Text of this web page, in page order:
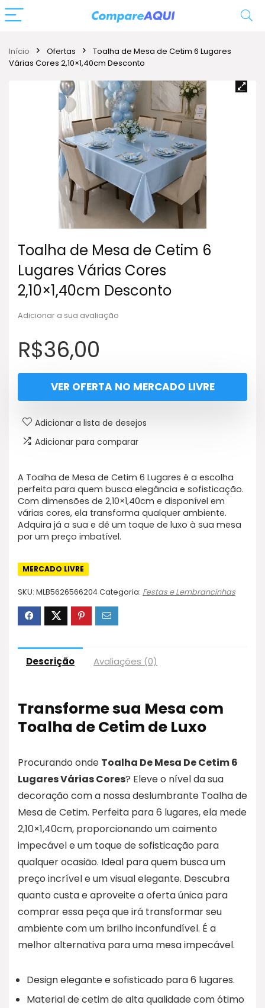
Início Ofertas
Toalha de Mesa de Cetim 6 Lugares
Várias Cores 2,10×1,40cm Desconto
Toalha de Mesa de Cetim 6
Lugares Várias Cores
2,10×1,40cm Desconto
Adicionar a sua avaliação
R$36,00
VER OFERTA NO MERCADO LIVRE
Adicionar a lista de desejos
Adicionar para comparar
A Toalha de Mesa de Cetim 6 Lugares é a escolha
perfeita para quem busca elegância e sofisticação.
Com dimensões de 2,10×1,40cm e disponível em
várias cores, ela transforma qualquer ambiente.
Adquira já a sua e dê um toque de luxo à sua mesa
por um preço imbatível.
MERCADO LIVRE
SKU: MLB5626566204Categoria: Festas e Lembrancinhas
Descrição Avaliações (0)
Transforme sua Mesa com
Toalha de Cetim de Luxo
Procurando onde Toalha De Mesa De Cetim 6
Lugares Várias Cores? Eleve o nível da sua
decoração com a nossa deslumbrante Toalha de
Mesa de Cetim. Perfeita para 6 lugares, ela mede
2,10×1,40cm, proporcionando um caimento
impecável e um toque de sofisticação para
qualquer ocasião. Ideal para quem busca um
preço incrível e um visual elegante. Descubra
quanto custa e aproveite a oferta única para
comprar essa peça que irá transformar seu
ambiente com um brilho inconfundível. É a
melhor alternativa para uma mesa impecável.
Design elegante e sofisticado para 6 lugares.
Material de cetim de alta qualidade com ótimo